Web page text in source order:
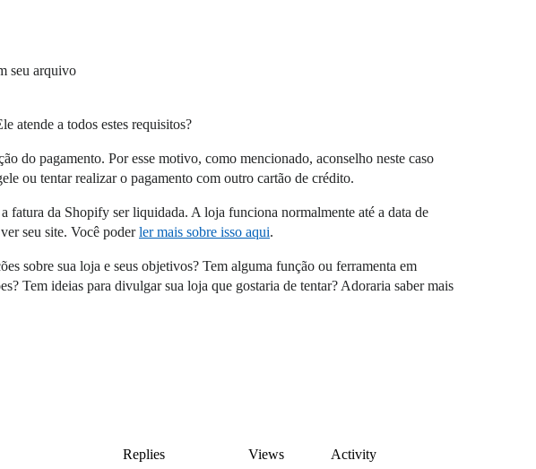
seu arquivo
atende a todos estes requisitos?
do pagamento. Por esse motivo, como mencionado, aconselho neste caso
ou tentar realizar o pagamento com outro cartão de crédito.
fatura da Shopify ser liquidada. A loja funciona normalmente até a data de
seu site. Você poderler mais sobre isso aqui.
sobre sua loja e seus objetivos? Tem alguma função ou ferramenta em
Tem ideias para divulgar sua loja que gostaria de tentar? Adoraria saber mais
Replies Views Activity